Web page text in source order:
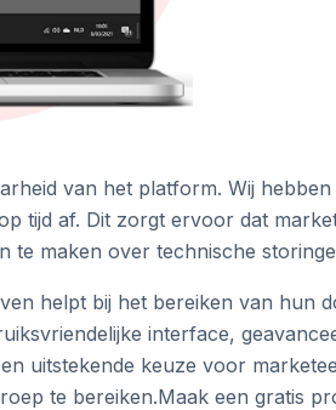
van het platform. Wij
tijd af. Dit zorgt ervoor dat
te maken over technische
helpt bij het bereiken van hun
interface,
uitstekende keuze voor
te bereiken.Maak een gratis